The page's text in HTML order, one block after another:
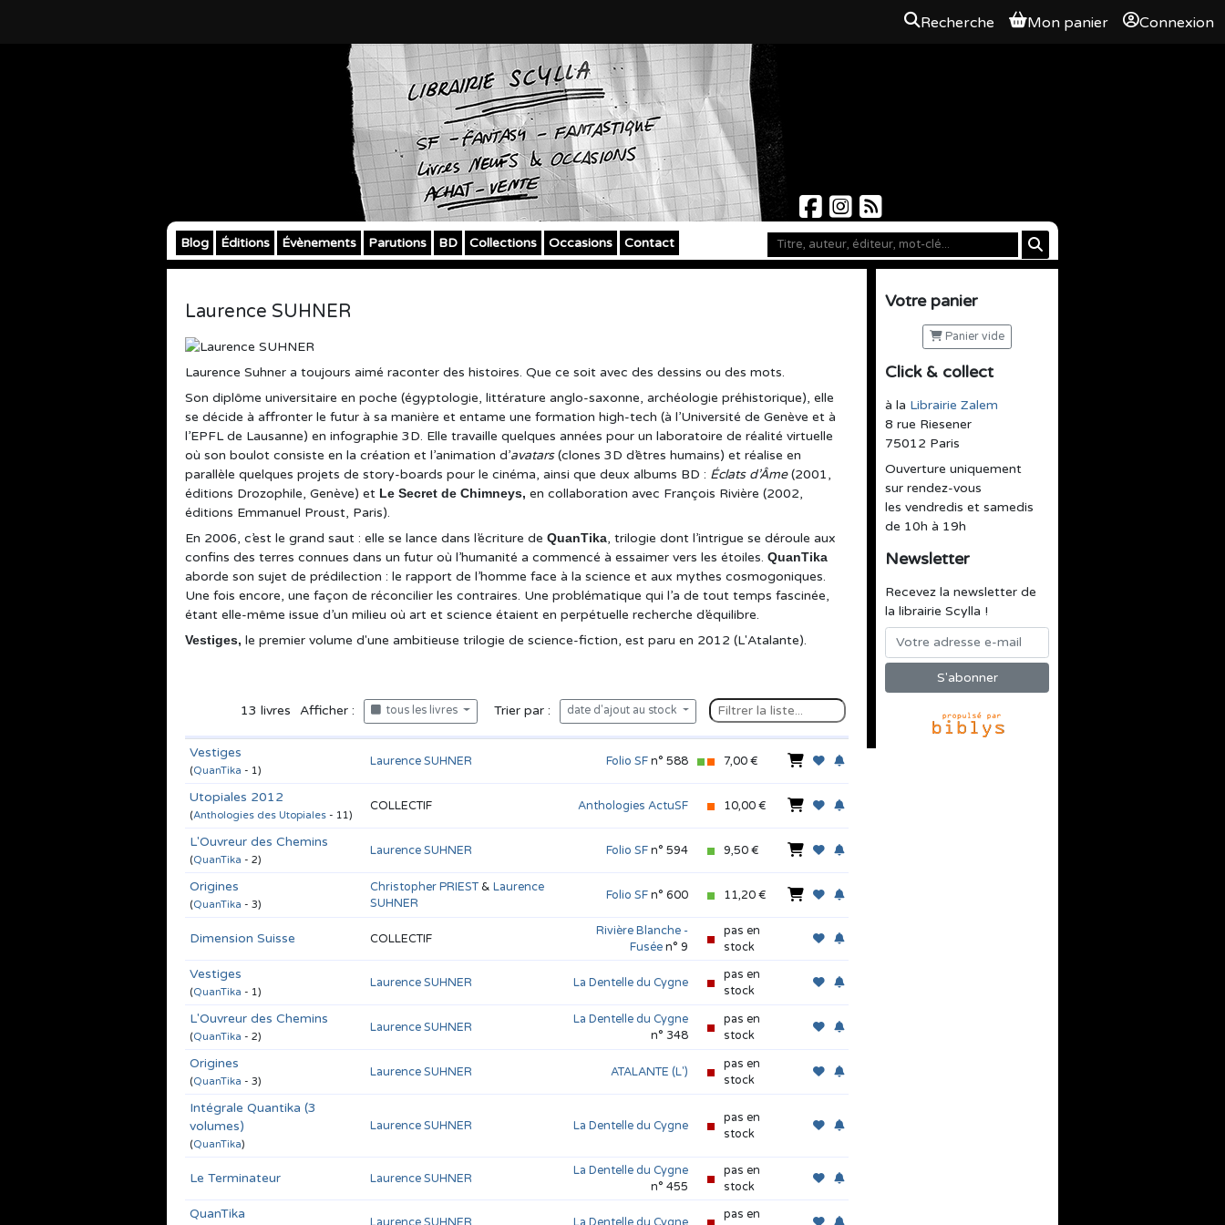
Recherche Mon panier Connexion
Blog Éditions Évènements Parutions BD Collections Occasions Contact
Votre panier
Panier vide
Click & collect
à la Librairie Zalem
8 rue Riesener
75012 Paris
Ouverture uniquement
sur rendez-vous
les vendredis et samedis
de 10h à 19h
Newsletter
Recevez la newsletter de
la librairie Scylla !
Laurence SUHNER
Laurence Suhner a toujours aimé raconter des histoires. Que ce soit avec des dessins ou des mots.
Son diplôme universitaire en poche (égyptologie, littérature anglo-saxonne, archéologie préhistorique), elle
se décide à affronter le futur à sa manière et entame une formation high-tech (à l’Université de Genève et à
l’EPFL de Lausanne) en infographie 3D. Elle travaille quelques années pour un laboratoire de réalité virtuelle
où son boulot consiste en la création et l’animation d’avatars(clones 3D d’êtres humains) et réalise en
parallèle quelques projets de story-boards pour le cinéma, ainsi que deux albums BD : Éclats d’Âme(2001,
éditions Drozophile, Genève) et Le Secret de Chimneys, en collaboration avec François Rivière (2002,
éditions Emmanuel Proust, Paris).
En 2006, c’est le grand saut : elle se lance dans l’écriture de QuanTika, trilogie dont l’intrigue se déroule aux
confins des terres connues dans un futur où l’humanité a commencé à essaimer vers les étoiles. QuanTika
aborde son sujet de prédilection : le rapport de l’homme face à la science et aux mythes cosmogoniques.
Une fois encore, une façon de réconcilier les contraires. Une problématique qui l’a de tout temps fascinée,
étant elle-même issue d’un milieu où art et science étaient en perpétuelle recherche d’équilibre.
Vestiges, le premier volume d'une ambitieuse trilogie de science-fiction, est paru en 2012 (L'Atalante).
13 livres Afficher : tous les livres Trier par : date d'ajout au stock
Vestiges
(QuanTika - 1)
Laurence SUHNER Folio SFn° 588 7,00 €
Utopiales 2012
(Anthologies des Utopiales - 11)
COLLECTIF Anthologies ActuSF 10,00 €
L'Ouvreur des Chemins
(QuanTika - 2)
Laurence SUHNER Folio SFn° 594 9,50 €
Origines
(QuanTika - 3)
Christopher PRIEST& Laurence
SUHNER
Folio SFn° 600 11,20 €
Dimension Suisse COLLECTIF
Rivière Blanche -
Fuséen° 9
pas en
stock
Vestiges
(QuanTika - 1)
Laurence SUHNER La Dentelle du Cygne
pas en
stock
L'Ouvreur des Chemins
(QuanTika - 2)
Laurence SUHNER
La Dentelle du Cygne
n° 348
pas en
stock
Origines
(QuanTika - 3)
Laurence SUHNER ATALANTE (L')
pas en
stock
Intégrale Quantika (3
volumes)
(QuanTika)
Laurence SUHNER La Dentelle du Cygne
pas en
stock
Le Terminateur Laurence SUHNER
La Dentelle du Cygne
n° 455
pas en
stock
QuanTika
pas en